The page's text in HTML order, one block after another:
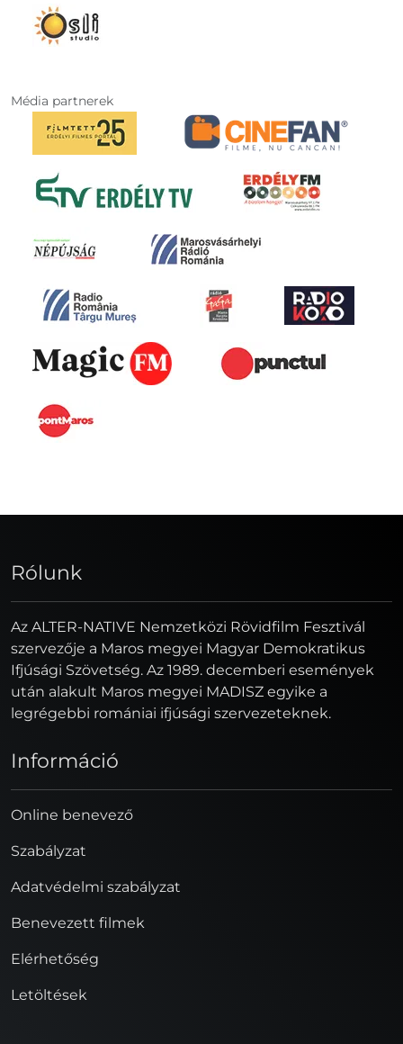
Média partnerek
Rólunk
Az ALTER-NATIVE Nemzetközi Rövidfilm Fesztivál
szervezője a Maros megyei Magyar Demokratikus
Ifjúsági Szövetség. Az 1989. decemberi események
után alakult Maros megyei MADISZ egyike a
legrégebbi romániai ifjúsági szervezeteknek.
Információ
Online benevező
Szabályzat
Adatvédelmi szabályzat
Benevezett filmek
Elérhetőség
Letöltések